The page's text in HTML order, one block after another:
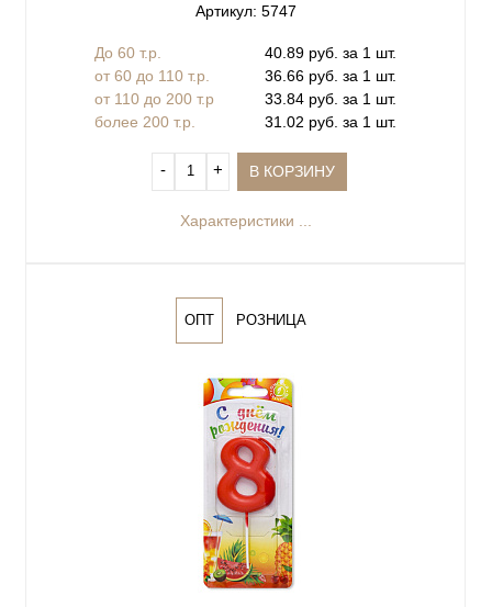
Артикул: 5747
До 60 т.р.
40.89 руб. за 1 шт.
от 60 до 110 т.р.
36.66 руб. за 1 шт.
от 110 до 200 т.р
33.84 руб. за 1 шт.
более 200 т.р.
31.02 руб. за 1 шт.
‐ + В КОРЗИНУ
Характеристики ...
ОПТ РОЗНИЦА